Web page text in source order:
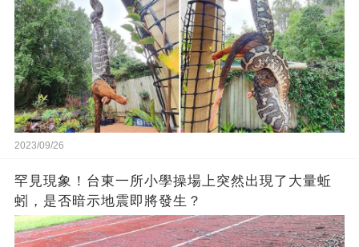
2023/09/26
罕見現象！台東一所小學操場上突然出現了大量蚯
蚓，是否暗示地震即將發生？